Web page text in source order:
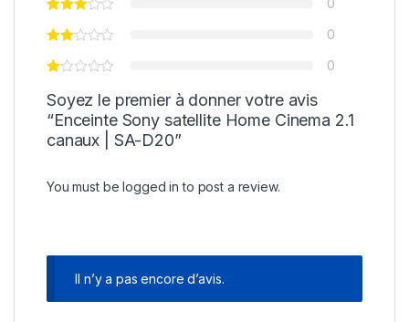
0
0
0
Soyez le premier à donner votre avis
“Enceinte Sony satellite Home Cinema 2.1
canaux | SA-D20”
You must belogged in to post a review.
Il n’y a pas encore d’avis.